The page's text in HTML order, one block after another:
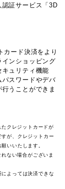
証サービス「3D
カード決済をより
ンショッピング
ュリティ機能
スワードやデバ
うことができま
クレジットカードが
が、クレジットカー
いいたします。
ない場合がございま
よっては決済できな